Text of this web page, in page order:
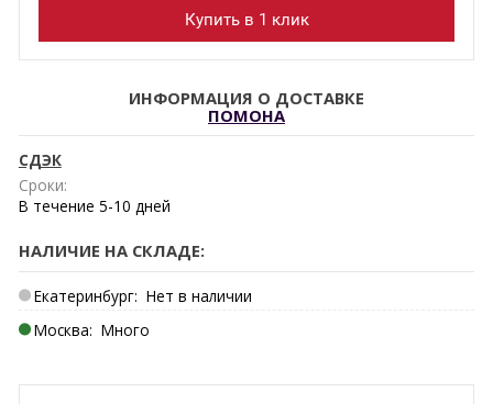
Купить в 1 клик
ИНФОРМАЦИЯ О ДОСТАВКЕ
ПОМОНА
СДЭК
Сроки:
В течение 5-10 дней
НАЛИЧИЕ НА СКЛАДЕ:
Екатеринбург: Нет в наличии
Москва: Много